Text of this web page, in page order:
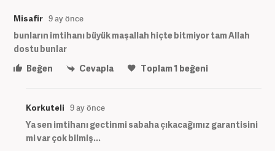
Misafir 9 ay önce
bunların imtihanı büyük maşallah hiçte bitmiyor tam Allah
dostu bunlar
Beğen
Cevapla Toplam1 beğeni
Korkuteli 9 ay önce
Ya sen imtihanı gectinmi sabaha çıkacağımız garantisini
mi var çok bilmiş...